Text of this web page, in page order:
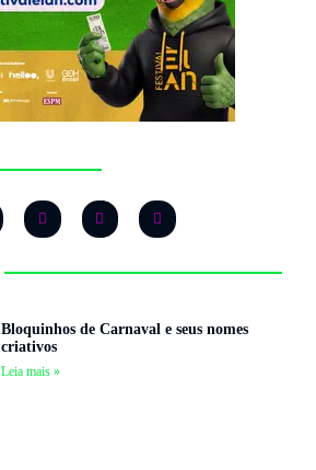
Bloquinhos de Carnaval e seus nomes
criativos
Leia mais »